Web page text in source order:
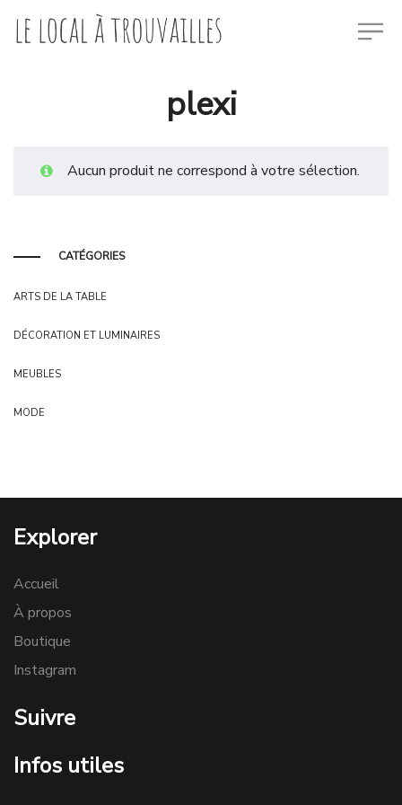
plexi
Aucun produit ne correspond à votre sélection.
CATÉGORIES
ARTS DE LA TABLE
DÉCORATION ET LUMINAIRES
MEUBLES
MODE
Explorer
Accueil
À propos
Boutique
Instagram
Suivre
Infos utiles